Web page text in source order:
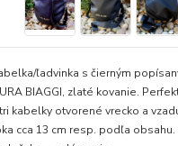
ľadvinka s čierným
BIAGGI, zlaté kovanie.
kabelky otvorené vrecko a
cca 13 cm resp. podľa